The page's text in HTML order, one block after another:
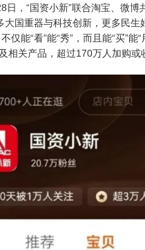
日，“国资小新”联合淘宝、微博
大国重器与科技创新，更多民
仅能“看”能“秀”，而且能“买”能“
相关产品，超过170万人加购或